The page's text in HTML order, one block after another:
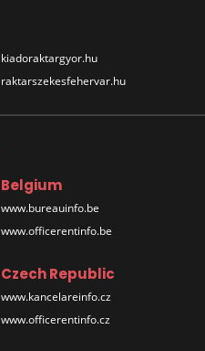
kiadoraktargyor.hu
raktarszekesfehervar.hu
Belgium
www.bureauinfo.be
www.officerentinfo.be
Czech Republic
www.kancelareinfo.cz
www.officerentinfo.cz